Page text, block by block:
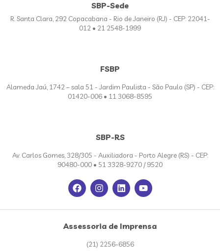
SBP-Sede
R. Santa Clara, 292 Copacabana - Rio de Janeiro (RJ) - CEP: 22041-
012 • 21 2548-1999
FSBP
Alameda Jaú, 1742 – sala 51 - Jardim Paulista - São Paulo (SP) - CEP:
01420-006 • 11 3068-8595
SBP-RS
Av. Carlos Gomes, 328/305 - Auxiliadora - Porto Alegre (RS) - CEP:
90480-000 • 51 3328-9270 / 9520
Assessoria de Imprensa
(21) 2256-6856